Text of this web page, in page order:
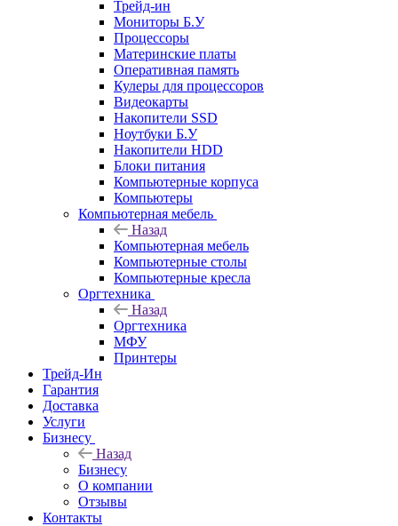
Трейд-ин
Мониторы Б.У
Процессоры
Материнские платы
Оперативная память
Кулеры для процессоров
Видеокарты
Накопители SSD
Ноутбуки Б.У
Накопители HDD
Блоки питания
Компьютерные корпуса
Компьютеры
Компьютерная мебель
Назад
Компьютерная мебель
Компьютерные столы
Компьютерные кресла
Оргтехника
Назад
Оргтехника
МФУ
Принтеры
Трейд-Ин
Гарантия
Доставка
Услуги
Бизнесу
Назад
Бизнесу
О компании
Отзывы
Контакты